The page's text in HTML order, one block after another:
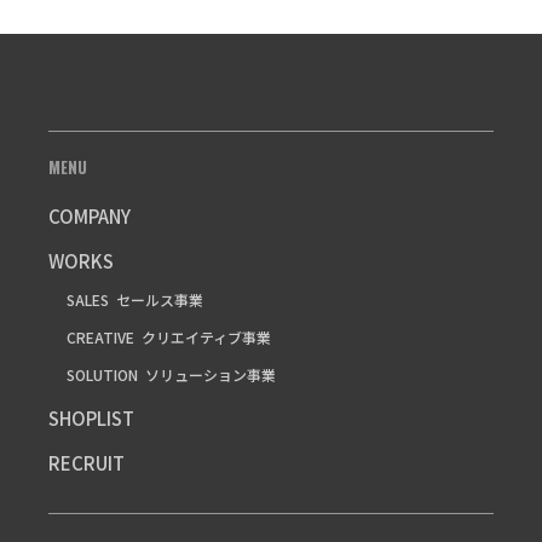
MENU
COMPANY
WORKS
SALES セールス事業
CREATIVE クリエイティブ事業
SOLUTION ソリューション事業
SHOPLIST
RECRUIT